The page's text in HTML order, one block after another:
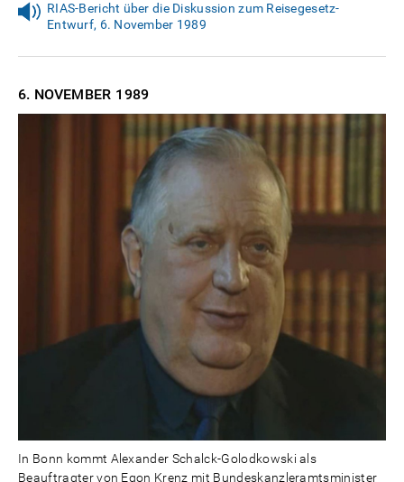
RIAS-Bericht über die Diskussion zum Reisegesetz-
Entwurf, 6. November 1989
6. NOVEMBER 1989
In Bonn kommt Alexander Schalck-Golodkowski als
Beauftragter von Egon Krenz mit Bundeskanzleramtsminister